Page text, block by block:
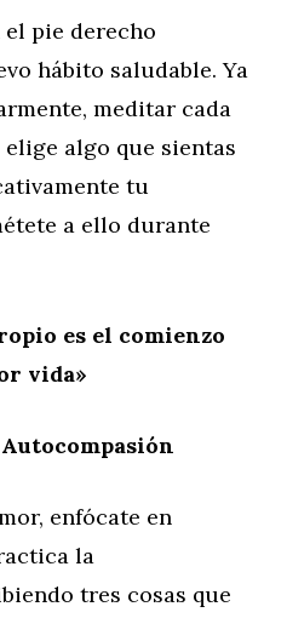
el pie derecho
hábito saludable. Ya
meditar cada
algo que sientas
tu
a ello durante
es el comienzo
vida»
enfócate en
la
tres cosas que